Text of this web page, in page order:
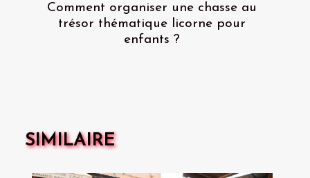
Comment organiser une chasse au
trésor thématique licorne pour
enfants ?
SIMILAIRE